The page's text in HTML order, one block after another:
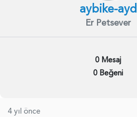
aybike-ayd
Er Petsever
0 Mesaj
0 Beğeni
4 yıl önce